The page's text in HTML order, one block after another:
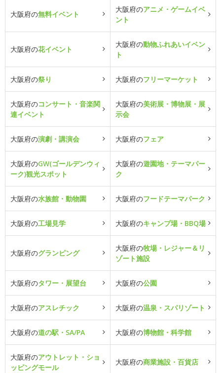
大阪府の無料イベント
大阪府のアニメ・ゲームイベ
ント
大阪府の花イベント
大阪府の動物ふれあいイベン
ト
大阪府の祭り 大阪府のフリーマーケット
大阪府のコンサート・音楽関
連イベント
大阪府の美術展・博物展・展
示会
大阪府の演劇・講演会 大阪府のフェア
大阪府のGW(ゴールデンウィ
ーク)観光スポット
大阪府の遊園地・テーマパー
ク
大阪府の水族館・動物園 大阪府のフードテーマパーク
大阪府の工場見学 大阪府のキャンプ場・BBQ場
大阪府のグランピング
大阪府の牧場・レジャー＆リ
ゾート施設
大阪府のタワー・展望台 大阪府の公園
大阪府のアスレチック 大阪府の温泉・スパリゾート
大阪府の道の駅・SA/PA 大阪府の博物館・科学館
大阪府のアウトレット・ショ
ッピングモール
大阪府の商業施設・百貨店